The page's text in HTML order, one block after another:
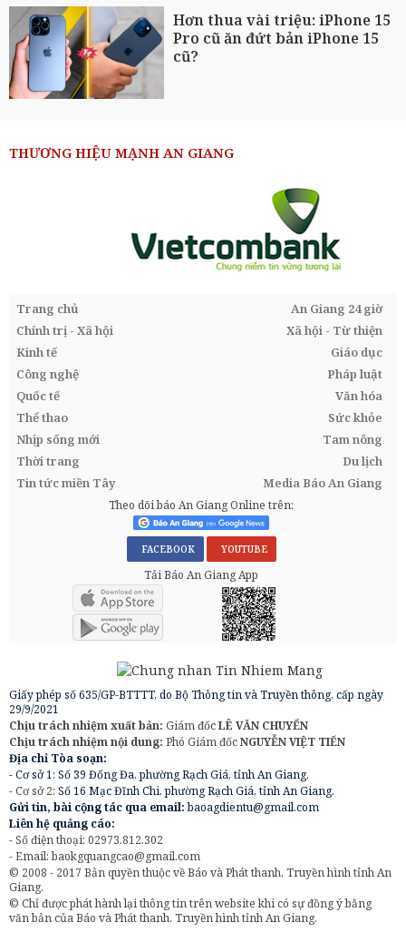
Hơn thua vài triệu: iPhone 15
Pro cũ ăn đứt bản iPhone 15
cũ?
THƯƠNG HIỆU MẠNH AN GIANG
Trang chủ
An Giang 24 giờ
Chính trị - Xã hội
Xã hội - Từ thiện
Kinh tế
Giáo dục
Công nghệ
Pháp luật
Quốc tế
Văn hóa
Thể thao
Sức khỏe
Nhịp sống mới
Tam nông
Thời trang
Du lịch
Tin tức miền Tây
Media Báo An Giang
Theo dõi báo An Giang Online trên:
FACEBOOK YOUTUBE
Tải Báo An Giang App
Giấy phép số 635/GP-BTTTT, do Bộ Thông tin và Truyền thông, cấp ngày
29/9/2021
Chịu trách nhiệm xuất bản: Giám đốcLÊ VĂN CHUYỂN
Chịu trách nhiệm nội dung: Phó Giám đốcNGUYỄN VIỆT TIẾN
Địa chỉ Tòa soạn:
- Cơ sở 1: Số 39 Đống Đa, phường Rạch Giá, tỉnh An Giang.
- Cơ sở 2: Số 16 Mạc Đĩnh Chi, phường Rạch Giá, tỉnh An Giang.
Gửi tin, bài cộng tác qua email:baoagdientu@gmail.com
Liên hệ quảng cáo:
- Số điện thoại: 02973.812.302
- Email:baokgquangcao@gmail.com
© 2008 - 2017 Bản quyền thuộc về Báo và Phát thanh, Truyền hình tỉnh An
Giang.
© Chỉ được phát hành lại thông tin trên website khi có sự đồng ý bằng
văn bản của Báo và Phát thanh, Truyền hình tỉnh An Giang.